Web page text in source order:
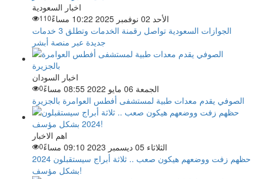
اخبار السعودية
الأحد 02 نوفمبر 2025 10:22 مساءً
110
الجوازات السعودية تواصل رقمنة الخدمات وتطلق 3 خدمات
جديدة عبر منصة أبشر
اخبار السودان
الجمعة 06 مايو 2022 08:55 مساءً
0
الصوفي يقدم معدات طبية لمستشفى أفطس العوامرة بالجزيرة
اهم الاخبار
الثلاثاء 05 ديسمبر 2023 09:10 مساءً
0
حظهم زفت ووضعهم هيكون صعب .. ثلاثة أبراج سيستقبلون 2024
بشكل مؤسف!